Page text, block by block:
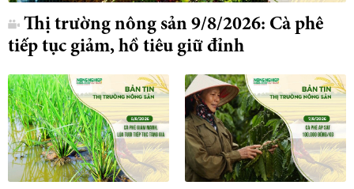
Thị trường nông sản 9/8/2026: Cà phê
tiếp tục giảm, hồ tiêu giữ đỉnh